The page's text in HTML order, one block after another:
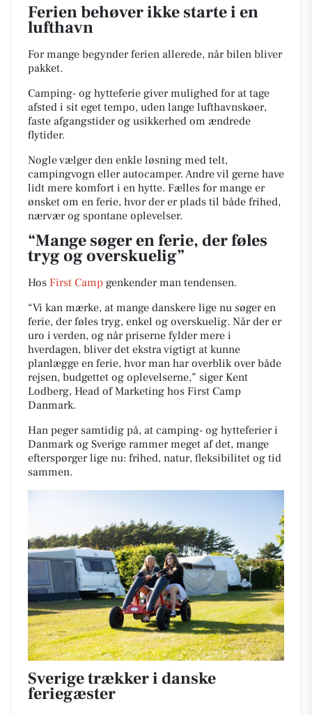
Ferien behøver ikke starte i en
lufthavn
For mange begynder ferien allerede, når bilen bliver
pakket.
Camping- og hytteferie giver mulighed for at tage
afsted i sit eget tempo, uden lange lufthavnskøer,
faste afgangstider og usikkerhed om ændrede
flytider.
Nogle vælger den enkle løsning med telt,
campingvogn eller autocamper. Andre vil gerne have
lidt mere komfort i en hytte. Fælles for mange er
ønsket om en ferie, hvor der er plads til både frihed,
nærvær og spontane oplevelser.
“Mange søger en ferie, der føles
tryg og overskuelig”
Hos First Camp genkender man tendensen.
“Vi kan mærke, at mange danskere lige nu søger en
ferie, der føles tryg, enkel og overskuelig. Når der er
uro i verden, og når priserne fylder mere i
hverdagen, bliver det ekstra vigtigt at kunne
planlægge en ferie, hvor man har overblik over både
rejsen, budgettet og oplevelserne,” siger Kent
Lodberg, Head of Marketing hos First Camp
Danmark.
Han peger samtidig på, at camping- og hytteferier i
Danmark og Sverige rammer meget af det, mange
efterspørger lige nu: frihed, natur, fleksibilitet og tid
sammen.
Sverige trækker i danske
feriegæster